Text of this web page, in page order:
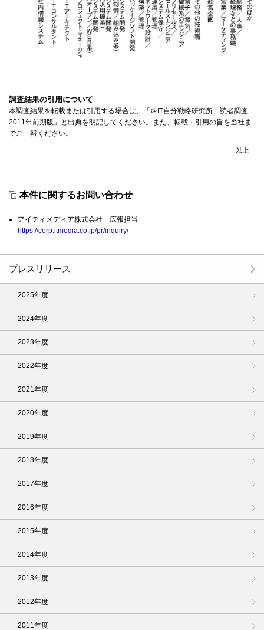
調査結果の引用について
本調査結果を転載または引用する場合は、「＠IT自分戦略研究所 読者調査
2011年前期版」と出典を明記してください。また、転載・引用の旨を当社ま
でご一報ください。
以上
本件に関するお問い合わせ
アイティメディア株式会社 広報担当
https://corp.itmedia.co.jp/pr/inquiry/
プレスリリース
2025年度
2024年度
2023年度
2022年度
2021年度
2020年度
2019年度
2018年度
2017年度
2016年度
2015年度
2014年度
2013年度
2012年度
2011年度